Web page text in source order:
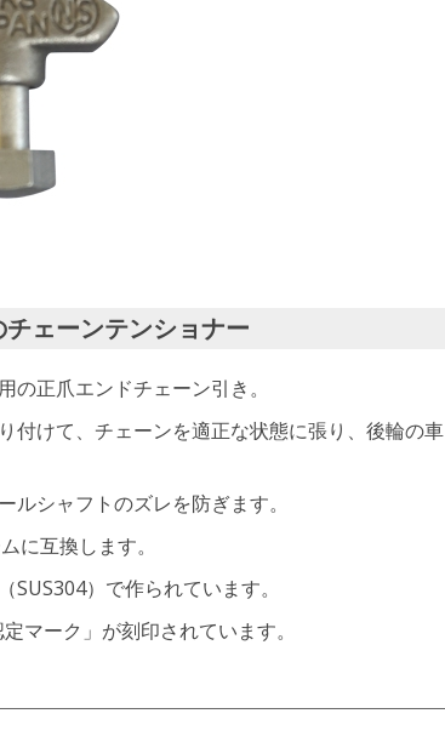
ェーンテンショナー
の正爪エンドチェーン引き。
付けて、チェーンを適正な状態に張り、後輪の車
シャフトのズレを防ぎます。
に互換します。
）で作られています。
マーク」が刻印されています。